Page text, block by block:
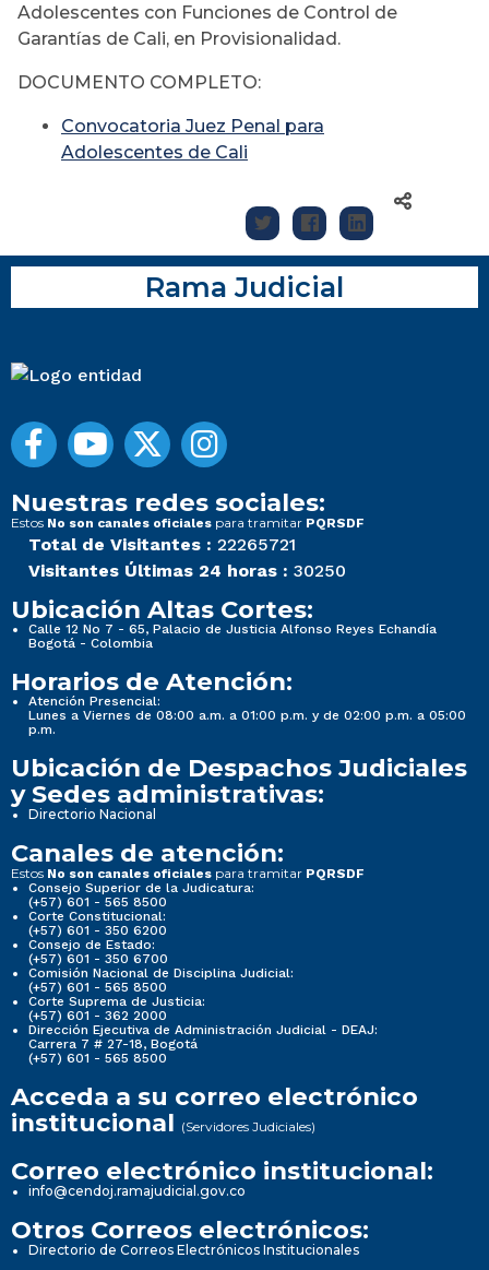
Adolescentes con Funciones de Control de
Garantías de Cali, en Provisionalidad.
DOCUMENTO COMPLETO:
Convocatoria Juez Penal para
Adolescentes de Cali
Rama Judicial
Nuestras redes sociales:
Estos No son canales oficiales para tramitar PQRSDF
Total de Visitantes : 22265721
Visitantes Últimas 24 horas : 30250
Ubicación Altas Cortes:
Calle 12 No 7 - 65, Palacio de Justicia Alfonso Reyes Echandía
Bogotá - Colombia
Horarios de Atención:
Atención Presencial:
Lunes a Viernes de 08:00 a.m. a 01:00 p.m. y de 02:00 p.m. a 05:00
p.m.
Ubicación de Despachos Judiciales
y Sedes administrativas:
Directorio Nacional
Canales de atención:
Estos No son canales oficiales para tramitar PQRSDF
Consejo Superior de la Judicatura:
(+57) 601 - 565 8500
Corte Constitucional:
(+57) 601 - 350 6200
Consejo de Estado:
(+57) 601 - 350 6700
Comisión Nacional de Disciplina Judicial:
(+57) 601 - 565 8500
Corte Suprema de Justicia:
(+57) 601 - 362 2000
Dirección Ejecutiva de Administración Judicial - DEAJ:
Carrera 7 # 27-18, Bogotá
(+57) 601 - 565 8500
Acceda a su correo electrónico
institucional (Servidores Judiciales)
Correo electrónico institucional:
info@cendoj.ramajudicial.gov.co
Otros Correos electrónicos:
Directorio de Correos Electrónicos Institucionales